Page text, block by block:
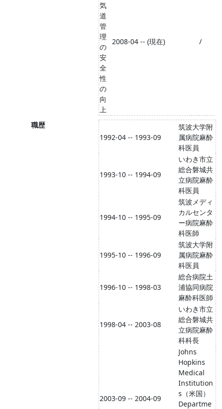
気
道
管
理
の
安
全
性
の
向
上
2008-04 -- (現在) /
職歴
1992-04 -- 1993-09
筑波大学附
属病院麻酔
科医員
1993-10 -- 1994-09
いわき市立
総合磐城共
立病院麻酔
科医員
1994-10 -- 1995-09
筑波メディ
カルセンタ
ー病院麻酔
科医師
1995-10 -- 1996-09
筑波大学附
属病院麻酔
科医員
1996-10 -- 1998-03
総合病院土
浦協同病院
麻酔科医師
1998-04 -- 2003-08
いわき市立
総合磐城共
立病院麻酔
科科長
2003-09 -- 2004-09
Johns
Hopkins
Medical
Institution
s（米国）
Departme